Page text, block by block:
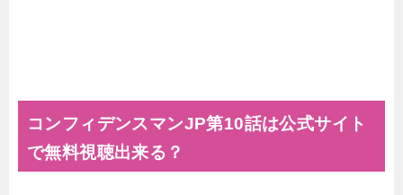
コンフィデンスマンJP第10話は公式サイト
で無料視聴出来る？